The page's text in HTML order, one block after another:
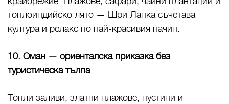
топлоиндийско лято — Шри Ланка съчетава
култура и релакс по най-красивия начин.
10. Оман — ориенталска приказка без
туристическа тълпа
Топли заливи, златни плажове, пустини и